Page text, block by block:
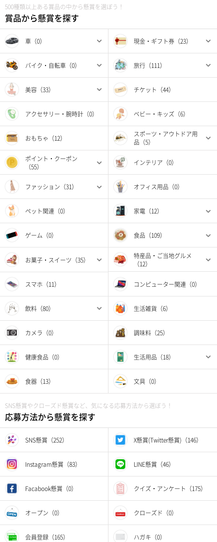
500種類以上ある賞品の中から懸賞を選ぼう！
賞品から懸賞を探す
車（0） 現金・ギフト券（23）
バイク・自転車（0） 旅行（111）
美容（33） チケット（44）
アクセサリー・腕時計（0） ベビー・キッズ（6）
おもちゃ（12）
スポーツ・アウトドア用
品（5）
ポイント・クーポン
（55）
インテリア（0）
ファッション（31） オフィス用品（0）
ペット関連（0） 家電（12）
ゲーム（0） 食品（109）
お菓子・スイーツ（35）
特産品・ご当地グルメ
（12）
スマホ（11） コンピューター関連（0）
飲料（80） 生活雑貨（6）
カメラ（0） 調味料（25）
健康食品（0） 生活用品（18）
食器（13） 文具（0）
SNS懸賞やクローズド懸賞など、気になる応募方法から選ぼう！
応募方法から懸賞を探す
SNS懸賞（252） X懸賞(Twitter懸賞)（146）
Instagram懸賞（83） LINE懸賞（46）
Facabook懸賞（0） クイズ・アンケート（175）
オープン（0） クローズド（0）
会員登録（165） ハガキ（0）